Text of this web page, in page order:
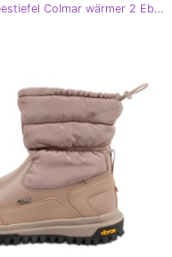
Frauen Schneestiefel Colmar wärmer 2 Ebenen 170 schwarz